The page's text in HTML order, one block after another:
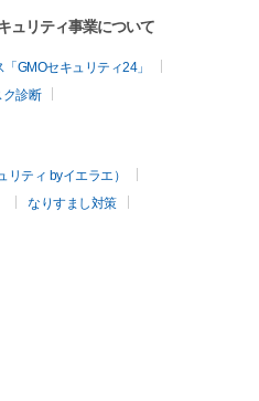
ュリティ事業について
GMOセキュリティ24」
ク診断
ティ byイエラエ）
なりすまし対策